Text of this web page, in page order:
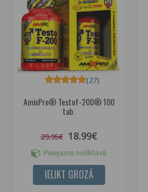
AmixPro® Testof-200® 100
tab.
(27)
29.95€ 18.99€
Pieejams noliktavā
IELIKT GROZĀ